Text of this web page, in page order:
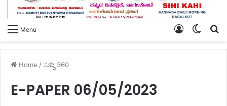
Menu
Switch
Log
Home /ಸುದ್ದಿ 360
E-PAPER 06/05/2023